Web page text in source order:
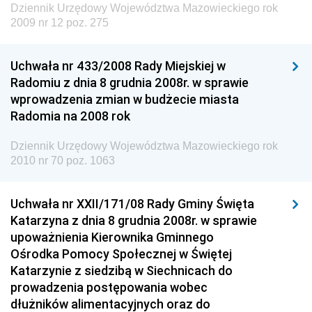
Środowiska
Dziennik Urzędowy Generalnej Dyrekcji Ochrony
Dziennik Urzędowy Ministerstwa Administracji,
Gospodarki Terenowej i Ochrony Środowiska
Dziennik Urzędowy Ministerstwa Administracji i
Dziennik Urzędowy Unii Europejskiej, L
Dziennik Urzędowy Ministerstwa Przemysłu
Chemicznego i Lekkiego
Dziennik Urzędowy Ministerstwa Rolnictwa i
Gospodarki Żywnościowej
Dziennik Urzędowy Ministra Rodziny, Pracy i Polityki
Społecznej
Dziennik Urzędowy Województwa Mazowieckiego rok
2009 nr 12 poz. 275
Uchwała nr 433/2008 Rady Miejskiej w
Radomiu z dnia 8 grudnia 2008r. w sprawie
wprowadzenia zmian w budżecie miasta
Radomia na 2008 rok
Dziennik Urzędowy Województwa Mazowieckiego rok
2010 nr 70 poz. 1063
Uchwała nr XXII/171/08 Rady Gminy Święta
Katarzyna z dnia 8 grudnia 2008r. w sprawie
upoważnienia Kierownika Gminnego
Ośrodka Pomocy Społecznej w Świętej
Katarzynie z siedzibą w Siechnicach do
prowadzenia postępowania wobec
dłużników alimentacyjnych oraz do